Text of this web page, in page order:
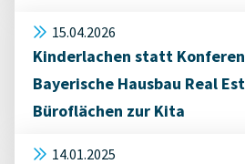
15.04.2026
Kinderlachen statt
Bayerische Hausbau Real
Büroflächen zur Kita
14.01.2025